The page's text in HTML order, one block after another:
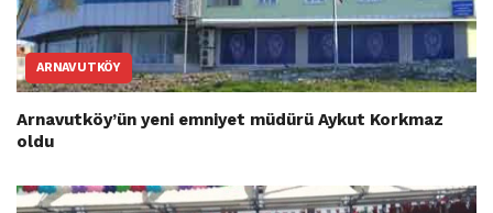
ARNAVUTKÖY
Arnavutköy’ün yeni emniyet müdürü Aykut Korkmaz
oldu